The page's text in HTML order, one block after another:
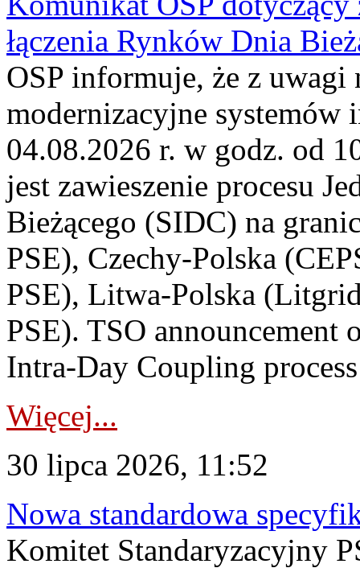
łączenia Rynków Dnia
OSP informuje, że z uwagi
modernizacyjne
04.08.2026 r. w godz. od
jest zawieszenie procesu
Bieżącego (SIDC) na
PSE), Czechy-Polska
PSE), Litwa-Polska
PSE). TSO announcement
Intra-Day Coupling
Więcej...
30 lipca 2026, 11:52
Nowa standardowa
Komitet Standaryzacyjny